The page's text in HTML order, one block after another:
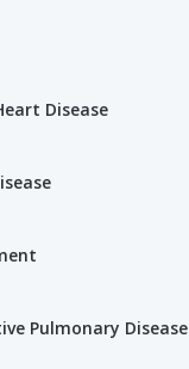
Disease
Pulmonary Disease